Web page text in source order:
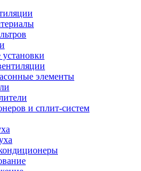
элементы
и сплит-систем